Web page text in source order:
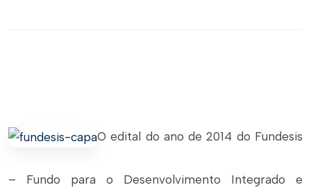
O edital do ano de 2014 do Fundesis
– Fundo para o Desenvolvimento Integrado e